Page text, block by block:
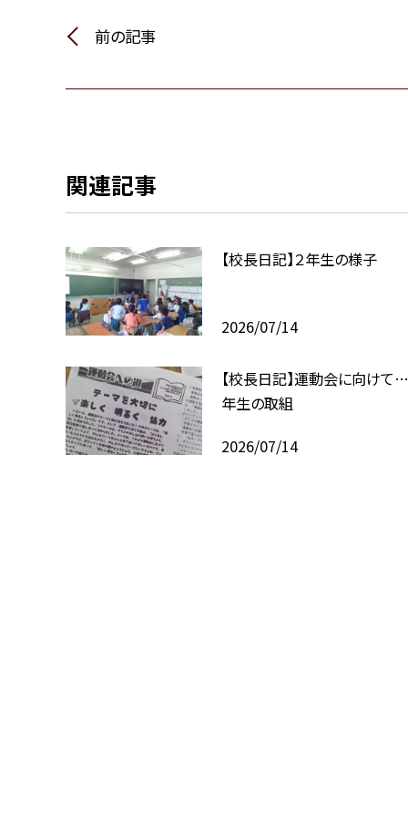
前の記事
関連記事
【校長日記】２年生の様子
2026/07/14
【校長日記】運動会に向けて…
年生の取組
2026/07/14